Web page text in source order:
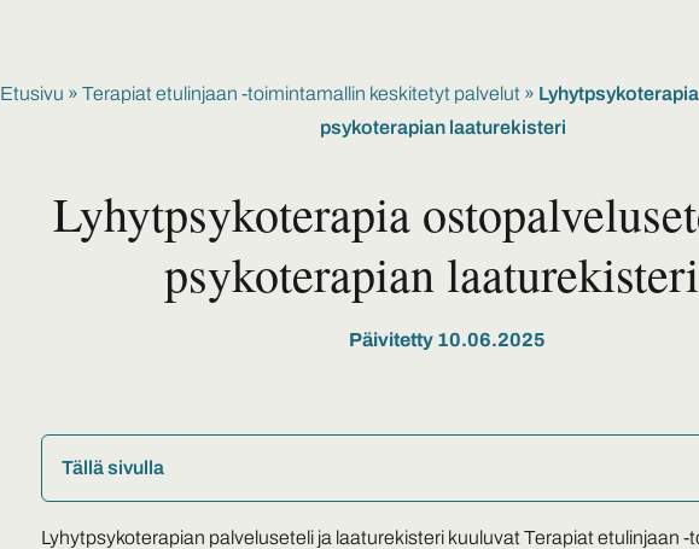
Etusivu » Terapiat etulinjaan -toimintamallin keskitetyt palvelut»
psykoterapian laaturekisteri
Lyhytpsykoterapia
psykoterapian laaturekisteri
Päivitetty 10.06.2025
Tällä sivulla
Lyhytpsykoterapian palveluseteli ja laaturekisteri kuuluvat Terapiat etulinjaan -